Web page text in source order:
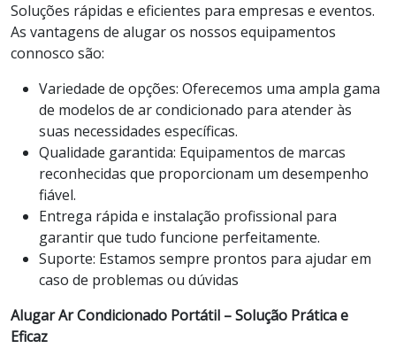
Soluções rápidas e eficientes para empresas e eventos.
As vantagens de alugar os nossos equipamentos
connosco são:
Variedade de opções: Oferecemos uma ampla gama
de modelos de ar condicionado para atender às
suas necessidades específicas.
Qualidade garantida: Equipamentos de marcas
reconhecidas que proporcionam um desempenho
fiável.
Entrega rápida e instalação profissional para
garantir que tudo funcione perfeitamente.
Suporte: Estamos sempre prontos para ajudar em
caso de problemas ou dúvidas
Alugar Ar Condicionado Portátil – Solução Prática e
Eficaz